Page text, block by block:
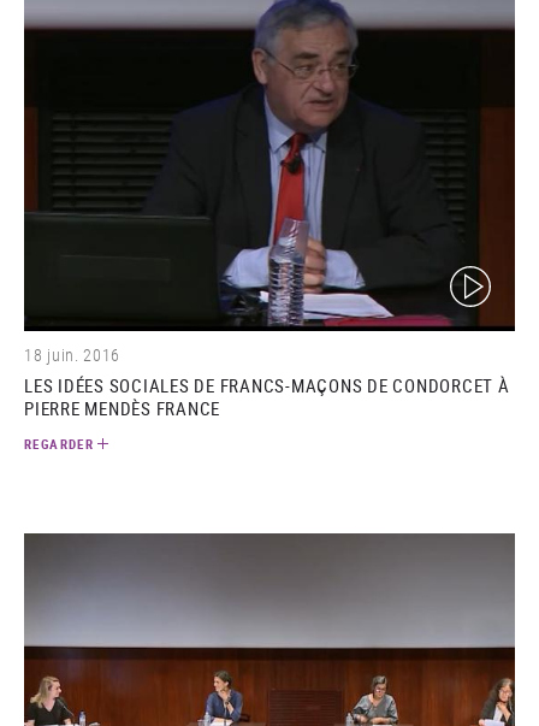
(video)
18 juin. 2016
LES IDÉES SOCIALES DE FRANCS-MAÇONS DE CONDORCET À
PIERRE MENDÈS FRANCE
REGARDER